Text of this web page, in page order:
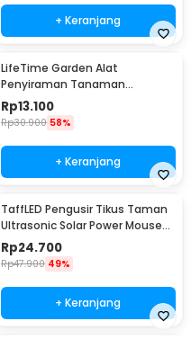
+ Keranjang
LifeTime Garden Alat
Penyiraman Tanaman
Otomatis Micro Drip 2 PCS -
95109
Rp13.100
Rp30.900 58%
+ Keranjang
TaffLED Pengusir Tikus Taman
Ultrasonic Solar Power Mouse
Repellent - HR-533
Rp24.700
Rp47.900 49%
+ Keranjang